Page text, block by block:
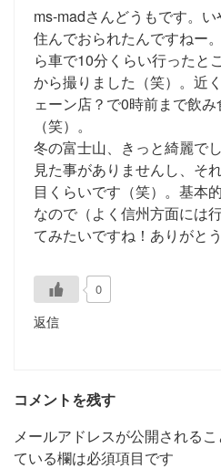
ms-madさんどうもです。
住んでおられたんですねー
ら車で10分くらい行ったと
から撮りました（笑）。近
ェーン店？で0時前まで飲
（笑）。
冬の富士山、きっと綺麗で
見た事がありませんし、そ
目くらいです（笑）。基本
なので（よく信州方面には
てみたいですね！ありがと
0
返信
コメントを残す
メールアドレスが公開されるこ
ている欄は必須項目です